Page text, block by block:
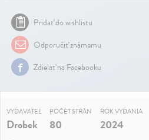
Pridať do wishlistu
Odporučiť známemu
Zdielať na Facebooku
VYDAVATEĽ
Drobek
POČET STRÁN
80
ROK VYDANIA
2024